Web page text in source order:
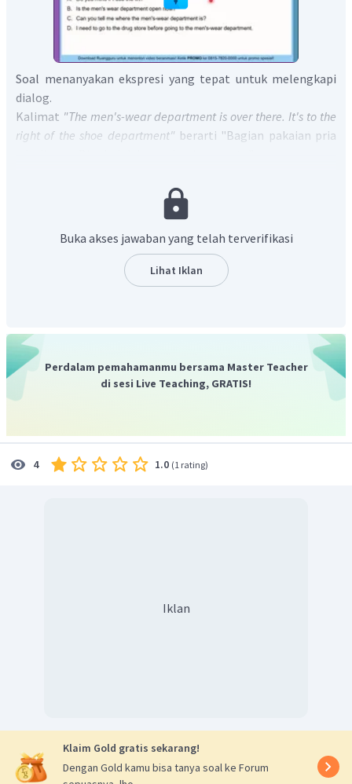
Soal menanyakan ekspresi yang tepat untuk melengkapi
dialog.
Kalimat "The men's-wear department is over there. It's to the
right of the shoe department" berarti "Bagian pakaian pria
Costumer menanyakan letak bagian pakaian pria.
Pertanyaan yang tepat untuk dialog Clerk adalah
"Bisakah kamu memberi tahu saya di mana bagian pakaian
Jadi, jawaban yang tepat adalah C.
Buka akses jawaban yang telah terverifikasi
Lihat Iklan
Perdalam pemahamanmu bersama Master Teacher
di sesi Live Teaching, GRATIS!
4 1.0 (1 rating)
Iklan
Klaim Gold gratis sekarang!
Dengan Gold kamu bisa tanya soal ke Forum